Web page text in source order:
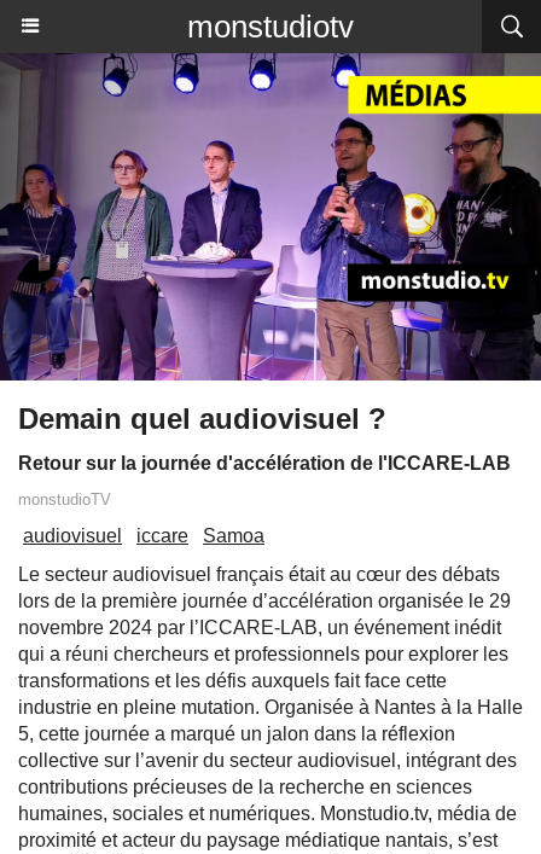
monstudiotv
Demain quel audiovisuel ?
Retour sur la journée d'accélération de l'ICCARE-LAB
monstudioTV
audiovisuel iccare
Samoa
Le secteur audiovisuel français était au cœur des débats
lors de la première journée d’accélération organisée le 29
novembre 2024 par l’ICCARE-LAB, un événement inédit
qui a réuni chercheurs et professionnels pour explorer les
transformations et les défis auxquels fait face cette
industrie en pleine mutation. Organisée à Nantes à la Halle
5, cette journée a marqué un jalon dans la réflexion
collective sur l’avenir du secteur audiovisuel, intégrant des
contributions précieuses de la recherche en sciences
humaines, sociales et numériques. Monstudio.tv, média de
proximité et acteur du paysage médiatique nantais, s’est